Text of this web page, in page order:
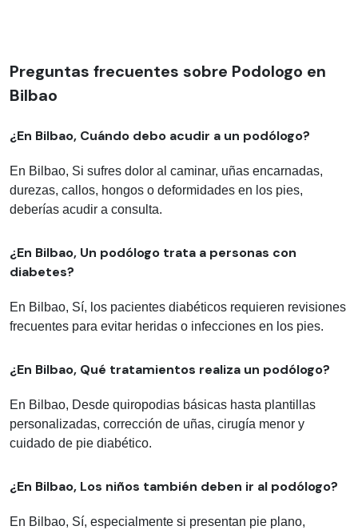
Preguntas frecuentes sobre Podologo en
Bilbao
¿En Bilbao, Cuándo debo acudir a un podólogo?
En Bilbao, Si sufres dolor al caminar, uñas encarnadas,
durezas, callos, hongos o deformidades en los pies,
deberías acudir a consulta.
¿En Bilbao, Un podólogo trata a personas con
diabetes?
En Bilbao, Sí, los pacientes diabéticos requieren revisiones
frecuentes para evitar heridas o infecciones en los pies.
¿En Bilbao, Qué tratamientos realiza un podólogo?
En Bilbao, Desde quiropodias básicas hasta plantillas
personalizadas, corrección de uñas, cirugía menor y
cuidado de pie diabético.
¿En Bilbao, Los niños también deben ir al podólogo?
En Bilbao, Sí, especialmente si presentan pie plano,